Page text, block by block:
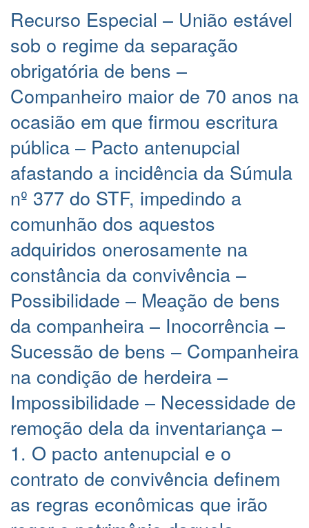
Recurso Especial – União estável
sob o regime da separação
obrigatória de bens –
Companheiro maior de 70 anos na
ocasião em que firmou escritura
pública – Pacto antenupcial
afastando a incidência da Súmula
nº 377 do STF, impedindo a
comunhão dos aquestos
adquiridos onerosamente na
constância da convivência –
Possibilidade – Meação de bens
da companheira – Inocorrência –
Sucessão de bens – Companheira
na condição de herdeira –
Impossibilidade – Necessidade de
remoção dela da inventariança –
1. O pacto antenupcial e o
contrato de convivência definem
as regras econômicas que irão